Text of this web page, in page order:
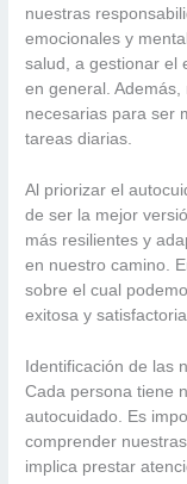
nuestras
emocionales y
salud, a gestionar el
en general.
necesarias para ser
tareas diarias.
Al priorizar el
de ser la mejor
más resilientes y
en nuestro camino.
sobre el cual
exitosa y satisfactoria.
Identificación de las
Cada persona tiene
autocuidado. Es
comprender
implica prestar